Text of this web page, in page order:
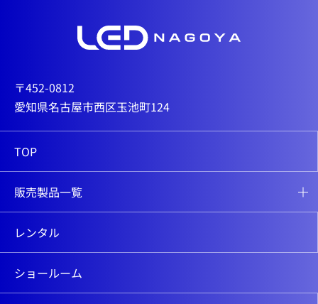
〒452-0812
愛知県名古屋市西区玉池町124
TOP
販売製品一覧
レンタル
ショールーム